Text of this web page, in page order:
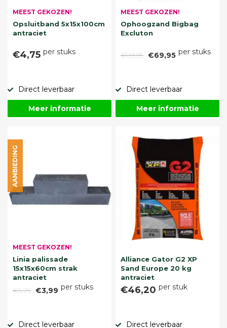
MEEST GEKOZEN!
Opsluitband 5x15x100cm
antraciet
€4,75 per stuks
Direct leverbaar
Meer informatie
MEEST GEKOZEN!
Ophoogzand Bigbag
Excluton
€89,95 €69,95 per stuks
Direct leverbaar
Meer informatie
MEEST GEKOZEN!
Linia palissade
15x15x60cm strak
antraciet
€5,75 €3,99 per stuks
AANBIEDING
Direct leverbaar
Alliance Gator G2 XP
Sand Europe 20 kg
antraciet
€46,20 per stuk
Direct leverbaar